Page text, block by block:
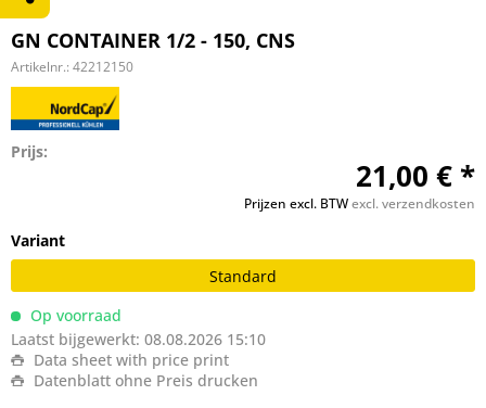
GN CONTAINER 1/2 - 150, CNS
Artikelnr.: 42212150
Prijs:
21,00 € *
Prijzen excl. BTWexcl. verzendkosten
Variant
Standard
Op voorraad
Laatst bijgewerkt: 08.08.2026 15:10
Data sheet with price print
Datenblatt ohne Preis drucken